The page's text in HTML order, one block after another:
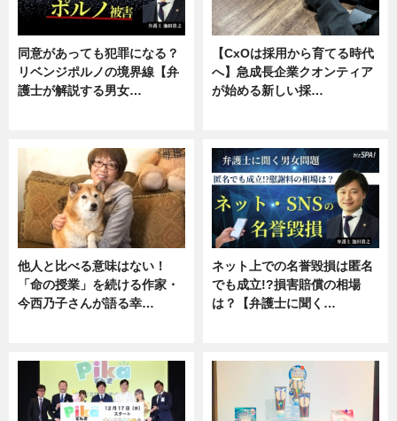
同意があっても犯罪になる？
リベンジポルノの境界線【弁
護士が解説する男女…
【CxOは採用から育てる時代
へ】急成長企業クオンティア
が始める新しい採…
他人と比べる意味はない！
「命の授業」を続ける作家・
今西乃子さんが語る幸…
ネット上での名誉毀損は匿名
でも成立!?損害賠償の相場
は？【弁護士に聞く…